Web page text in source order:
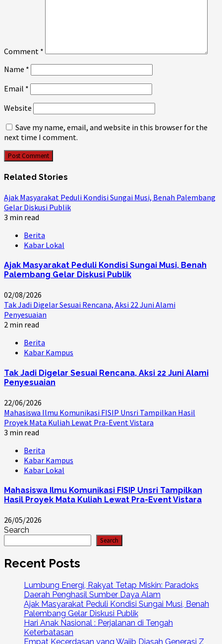
Comment *
Name *
Email *
Website
Save my name, email, and website in this browser for the
next time I comment.
Related Stories
Ajak Masyarakat Peduli Kondisi Sungai Musi, Benah Palembang
Gelar Diskusi Publik
3 min read
Berita
Kabar Lokal
Ajak Masyarakat Peduli Kondisi Sungai Musi, Benah
Palembang Gelar Diskusi Publik
02/08/2026
Tak Jadi Digelar Sesuai Rencana, Aksi 22 Juni Alami
Penyesuaian
2 min read
Berita
Kabar Kampus
Tak Jadi Digelar Sesuai Rencana, Aksi 22 Juni Alami
Penyesuaian
22/06/2026
Mahasiswa Ilmu Komunikasi FISIP Unsri Tampilkan Hasil
Proyek Mata Kuliah Lewat Pra-Event Vistara
3 min read
Berita
Kabar Kampus
Kabar Lokal
Mahasiswa Ilmu Komunikasi FISIP Unsri Tampilkan
Hasil Proyek Mata Kuliah Lewat Pra-Event Vistara
26/05/2026
Search
Search
Recent Posts
Lumbung Energi, Rakyat Tetap Miskin: Paradoks
Daerah Penghasil Sumber Daya Alam
Ajak Masyarakat Peduli Kondisi Sungai Musi, Benah
Palembang Gelar Diskusi Publik
Hari Anak Nasional : Perjalanan di Tengah
Keterbatasan
Empat Kecerdasan yang Wajib Diasah Generasi Z